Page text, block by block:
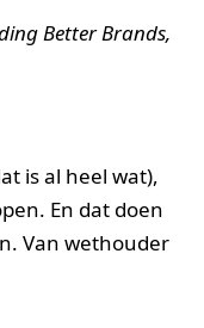
Better Brands,
is al heel wat),
En dat doen
Van wethouder